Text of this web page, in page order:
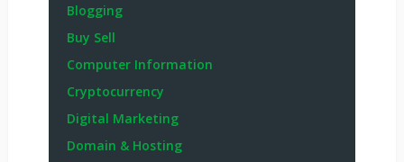
Blogging
Buy Sell
Computer Information
Cryptocurrency
Digital Marketing
Domain & Hosting